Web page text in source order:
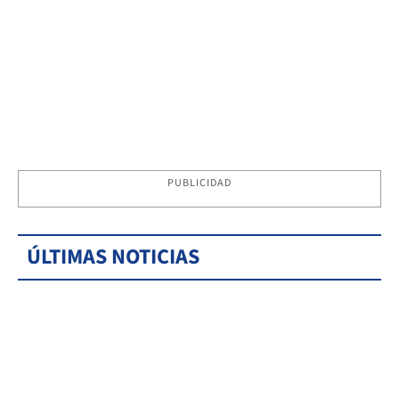
PUBLICIDAD
ÚLTIMAS NOTICIAS